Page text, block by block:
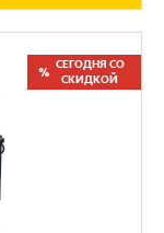
СЕГОДНЯ СО
СКИДКОЙ